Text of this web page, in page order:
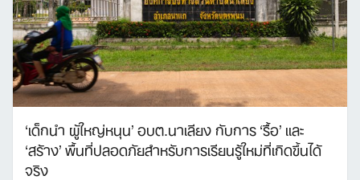
‘เด็กนำ ผู้ใหญ่หนุน’ อบต.นาเลียง กับการ ‘รื้อ’ และ
‘สร้าง’ พื้นที่ปลอดภัยสำหรับการเรียนรู้ใหม่ที่เกิดขึ้นได้
จริง